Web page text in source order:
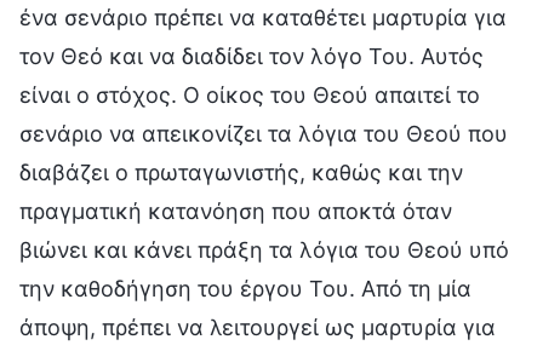
ένα σενάριο πρέπει να καταθέτει μαρτυρία για
τον Θεό και να διαδίδει τον λόγο Του. Αυτός
είναι ο στόχος. Ο οίκος του Θεού απαιτεί το
σενάριο να απεικονίζει τα λόγια του Θεού που
διαβάζει ο πρωταγωνιστής, καθώς και την
πραγματική κατανόηση που αποκτά όταν
βιώνει και κάνει πράξη τα λόγια του Θεού υπό
την καθοδήγηση του έργου Του. Από τη μία
άποψη, πρέπει να λειτουργεί ως μαρτυρία για